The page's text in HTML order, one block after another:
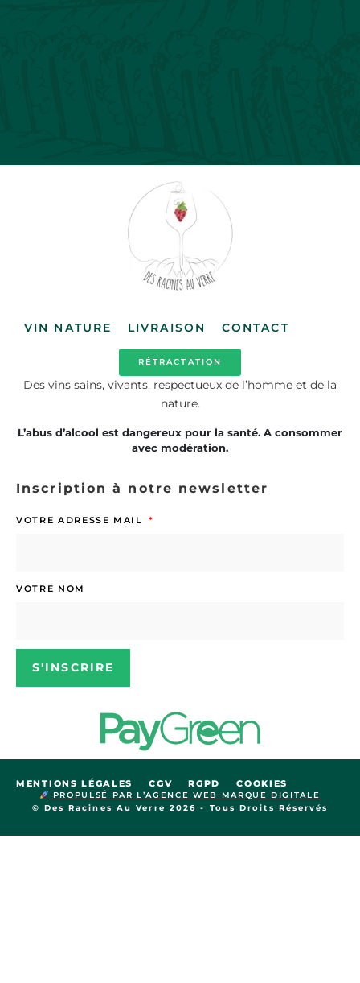
VIN NATURE LIVRAISON CONTACT
RÉTRACTATION
Des vins sains, vivants, respectueux de l’homme et de la
nature.
L’abus d’alcool est dangereux pour la santé. A consommer
avec modération.
Inscription à notre newsletter
VOTRE ADRESSE MAIL
VOTRE NOM
S'INSCRIRE
© Des Racines Au Verre 2026 - Tous Droits Réservés
PROPULSÉ PAR L’AGENCE WEB MARQUE DIGITALE
MENTIONS LÉGALES CGV RGPD COOKIES